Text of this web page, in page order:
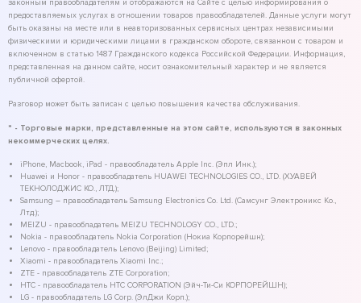
законным правообладателям и отображаются на Сайте с целью информирования о
предоставляемых услугах в отношении товаров правообладателей. Данные услуги могут
быть оказаны на месте или в неавторизованных сервисных центрах независимыми
физическими и юридическими лицами в гражданском обороте, связанном с товаром и
включенном в статью 1487 Гражданского кодекса Российской Федерации. Информация,
представленная на данном сайте, носит ознакомительный характер и не является
публичной офертой.
Разговор может быть записан с целью повышения качества обслуживания.
* - Торговые марки, представленные на этом сайте, используются в законных
некоммерческих целях.
iPhone, Macbook, iPad - правообладатель Apple Inc. (Эпл Инк.);
Huawei и Honor - правообладатель HUAWEI TECHNOLOGIES CO., LTD. (ХУАВЕЙ
ТЕКНОЛОДЖИС КО., ЛТД.);
Samsung – правообладатель Samsung Electronics Co. Ltd. (Самсунг Электроникс Ко.,
Лтд.);
MEIZU - правообладатель MEIZU TECHNOLOGY CO., LTD.;
Nokia - правообладатель Nokia Corporation (Нокиа Корпорейшн);
Lenovo - правообладатель Lenovo (Beijing) Limited;
Xiaomi - правообладатель Xiaomi Inc.;
ZTE - правообладатель ZTE Corporation;
HTC - правообладатель HTC CORPORATION (Эйч-Ти-Си КОРПОРЕЙШН);
LG - правообладатель LG Corp. (ЭлДжи Корп.);